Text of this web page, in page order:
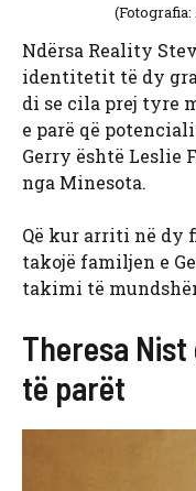
Ndërsa Reality
identitetit të dy
di se cila prej tyre
e parë që
Gerry është Leslie
nga Minesota.
Që kur arriti në dy
takojë familjen e
takimi të
Theresa
të parët